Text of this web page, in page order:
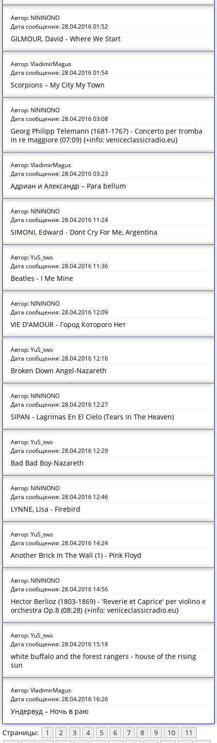
Автор: NININONO
Дата сообщения: 28.04.2016 01:52
GILMOUR, David - Where We Start
Автор: VladimirMagus
Дата сообщения: 28.04.2016 01:54
Scorpions – My City My Town
Автор: NININONO
Дата сообщения: 28.04.2016 03:08
Georg Philipp Telemann (1681-1767) - Concerto per tromba
in re maggiore (07:09) {+info: veniceclassicradio.eu}
Автор: VladimirMagus
Дата сообщения: 28.04.2016 03:23
Адриан и Александр – Para bellum
Автор: NININONO
Дата сообщения: 28.04.2016 11:24
SIMONI, Edward - Dont Cry For Me, Argentina
Автор: YuS_two
Дата сообщения: 28.04.2016 11:36
Beatles - I Me Mine
Автор: NININONO
Дата сообщения: 28.04.2016 12:09
VIE D'AMOUR - Город Которого Нет
Автор: YuS_two
Дата сообщения: 28.04.2016 12:16
Broken Down Angel-Nazareth
Автор: NININONO
Дата сообщения: 28.04.2016 12:27
SIPAN - Lagrimas En El Cielo (Tears In The Heaven)
Автор: YuS_two
Дата сообщения: 28.04.2016 12:29
Bad Bad Boy-Nazareth
Автор: NININONO
Дата сообщения: 28.04.2016 12:46
LYNNE, Lisa - Firebird
Автор: YuS_two
Дата сообщения: 28.04.2016 14:24
Another Brick In The Wall (1) - Pink Floyd
Автор: NININONO
Дата сообщения: 28.04.2016 14:56
Hector Berlioz (1803-1869) - 'Reverie et Caprice' per violino e
orchestra Op.8 (08:28) {+info: veniceclassicradio.eu}
Автор: YuS_two
Дата сообщения: 28.04.2016 15:18
white buffalo and the forest rangers - house of the rising
sun
Автор: VladimirMagus
Дата сообщения: 28.04.2016 16:26
Ундервуд – Ночь в раю
Страницы: 1 2 3 4 5 6 7 8 9 10
11